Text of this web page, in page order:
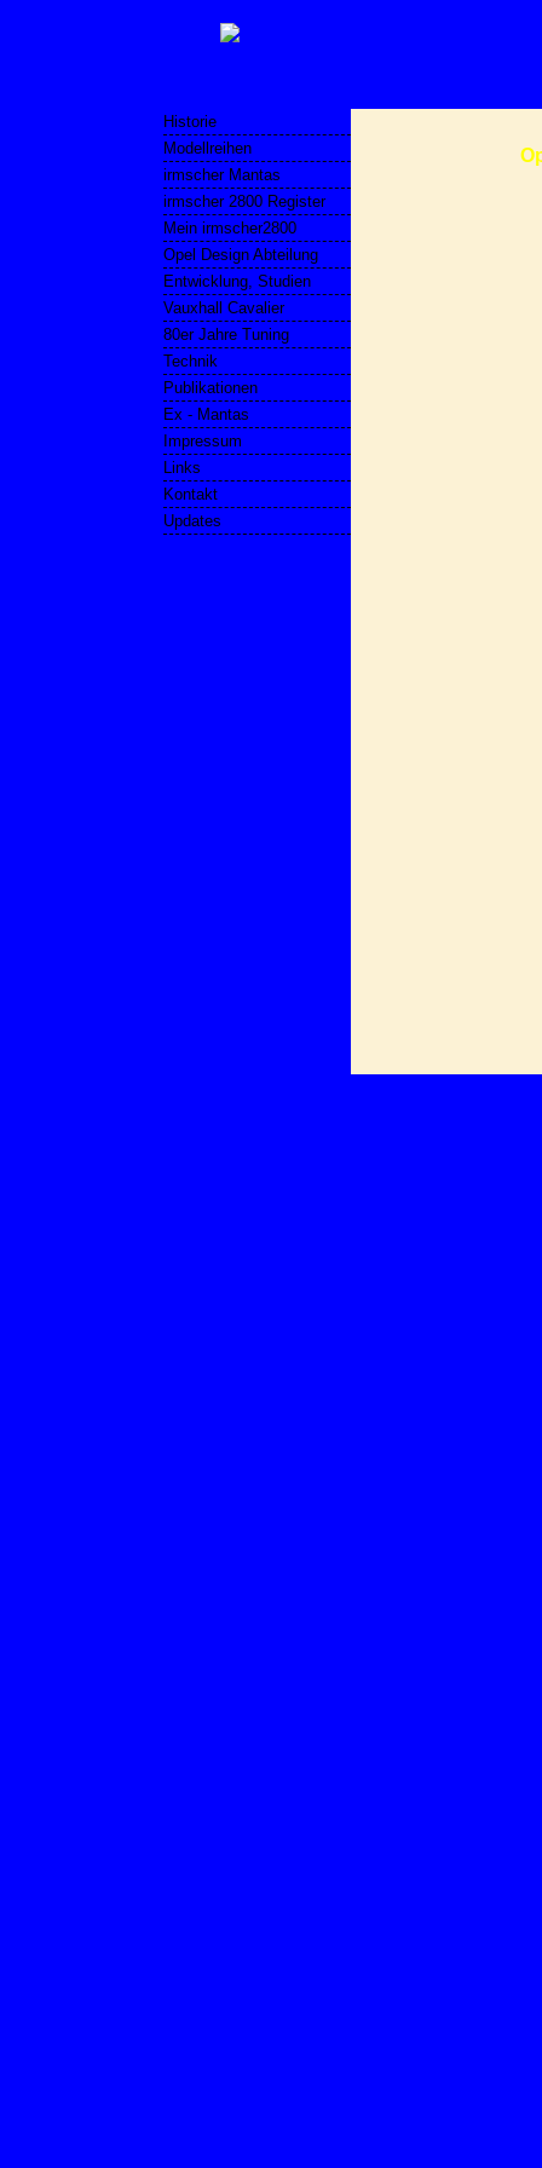
Historie
Modellreihen
irmscher Mantas
irmscher 2800 Register
Mein irmscher2800
Opel Design Abteilung
Entwicklung, Studien
Vauxhall Cavalier
80er Jahre Tuning
Technik
Publikationen
Ex - Mantas
Impressum
Links
Kontakt
Updates